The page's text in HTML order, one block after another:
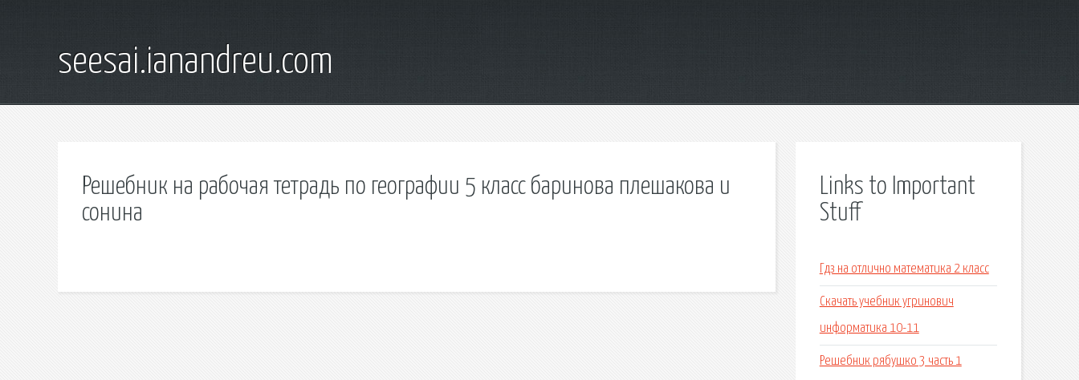
seesai.ianandreu.com
Решебник на рабочая тетрадь по географии 5 класс баринова плешакова и
сонина
Links to Important
Stuff
Гдз на отлично математика 2 класс
Скачать учебник угринович
информатика 10-11
Решебник рябушко 3 часть 1